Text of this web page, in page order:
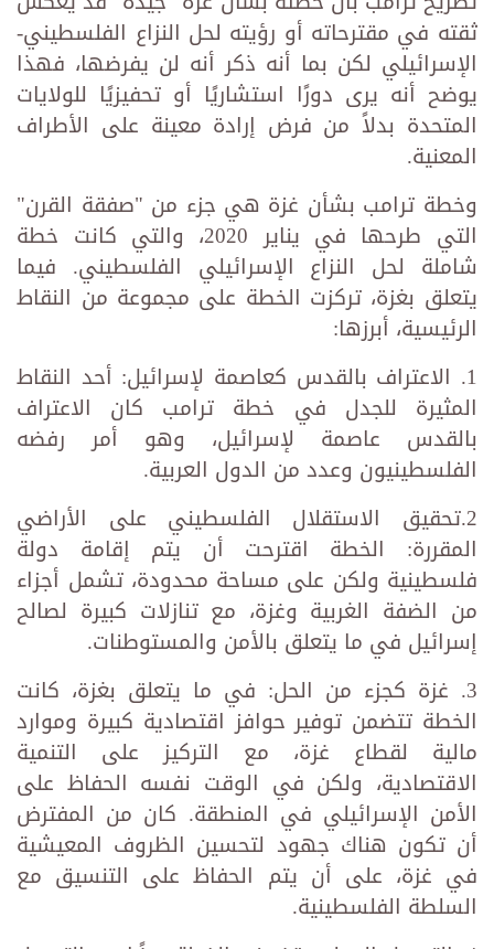
ثقته في مقترحاته أو رؤيته لحل النزاع الفلسطيني-
الإسرائيلي لكن بما أنه ذكر أنه لن يفرضها، فهذا
يوضح أنه يرى دورًا استشاريًا أو تحفيزيًا للولايات
المتحدة بدلاً من فرض إرادة معينة على الأطراف
المعنية.
وخطة ترامب بشأن غزة هي جزء من "صفقة القرن"
التي طرحها في يناير 2020، والتي كانت خطة
شاملة لحل النزاع الإسرائيلي الفلسطيني. فيما
يتعلق بغزة، تركزت الخطة على مجموعة من النقاط
الرئيسية، أبرزها:
1. الاعتراف بالقدس كعاصمة لإسرائيل: أحد النقاط
المثيرة للجدل في خطة ترامب كان الاعتراف
بالقدس عاصمة لإسرائيل، وهو أمر رفضه
الفلسطينيون وعدد من الدول العربية.
2.تحقيق الاستقلال الفلسطيني على الأراضي
المقررة: الخطة اقترحت أن يتم إقامة دولة
فلسطينية ولكن على مساحة محدودة، تشمل أجزاء
من الضفة الغربية وغزة، مع تنازلات كبيرة لصالح
إسرائيل في ما يتعلق بالأمن والمستوطنات.
3. غزة كجزء من الحل: في ما يتعلق بغزة، كانت
الخطة تتضمن توفير حوافز اقتصادية كبيرة وموارد
مالية لقطاع غزة، مع التركيز على التنمية
الاقتصادية، ولكن في الوقت نفسه الحفاظ على
الأمن الإسرائيلي في المنطقة. كان من المفترض
أن تكون هناك جهود لتحسين الظروف المعيشية
في غزة، على أن يتم الحفاظ على التنسيق مع
السلطة الفلسطينية.